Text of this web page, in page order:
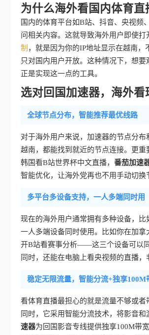
为什么海外看国内体育直
国内的体育平台如B站、抖音、央视频
问相关内容。这就导致海外用户即使
制 ，就是因为你的IP地址显示在越南
只对国内用户开放。这种情况下，想
正是实现这一点的工具。
选对回国加速器，海外
全球节点分布，智能推荐最优线路
对于海外用户来说，加速器的节点分布
越南，都能找到就近的节点连接。更
韩国看B站世界杯中文直播， 番茄加速
智能优化，让海外党再也不用手动切换
多平台多设备支持，一人多端同时用
现在的海外用户通常拥有多种设备，比
一人多端设备同时使用。比如你在加
开B站看赛事分析——这三个设备可以
同时，还能在电脑上看央视频的直播，
稳定无限流量，智能分流+独享100M
看体育直播最担心的就是流量不够或者
同时，它采用智能分流技术，将影音
速器为回国影音专线提供独享100M带